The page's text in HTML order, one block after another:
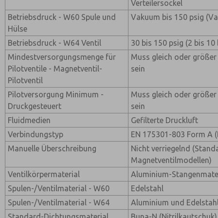
Verteilersockel
Betriebsdruck - W60 Spule und
Hülse
Vakuum bis 150 psig
Betriebsdruck - W64 Ventil
30 bis 150 psig (2 bis 10
Mindestversorgungsmenge für
Pilotventile - Magnetventil-
Pilotventil
Muss gleich oder
sein
Pilotversorgung Minimum -
Druckgesteuert
Muss gleich oder
sein
Fluidmedien
Gefilterte Druckluft
Verbindungstyp
EN 175301-803 Form A
Manuelle Überschreibung
Nicht verriegelnd
Magnetventilmodellen)
Ventilkörpermaterial
Aluminium-
Spulen-/Ventilmaterial - W60
Edelstahl
Spulen-/Ventilmaterial - W64
Aluminium und